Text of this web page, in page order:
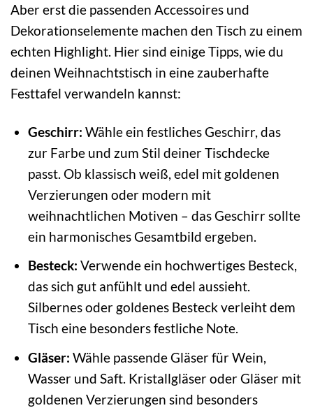
Aber erst die passenden Accessoires und
Dekorationselemente machen den Tisch zu einem
echten Highlight. Hier sind einige Tipps, wie du
deinen Weihnachtstisch in eine zauberhafte
Festtafel verwandeln kannst:
Geschirr: Wähle ein festliches Geschirr, das
zur Farbe und zum Stil deiner Tischdecke
passt. Ob klassisch weiß, edel mit goldenen
Verzierungen oder modern mit
weihnachtlichen Motiven – das Geschirr sollte
ein harmonisches Gesamtbild ergeben.
Besteck: Verwende ein hochwertiges Besteck,
das sich gut anfühlt und edel aussieht.
Silbernes oder goldenes Besteck verleiht dem
Tisch eine besonders festliche Note.
Gläser: Wähle passende Gläser für Wein,
Wasser und Saft. Kristallgläser oder Gläser mit
goldenen Verzierungen sind besonders